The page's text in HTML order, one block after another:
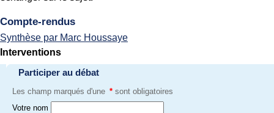
Compte-rendus
Synthèse par Marc Houssaye
Interventions
Participer au débat
Les champ marqués d'une * sont obligatoires
Votre nom